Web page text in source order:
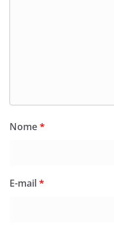
Nome*
E-mail*